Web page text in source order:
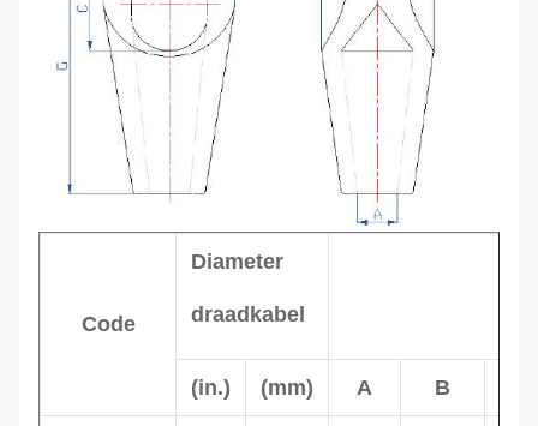
Code
Diameter
draadkabel
(in.) (mm) A B